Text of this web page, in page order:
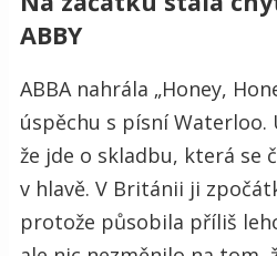
ABBY
ABBA nahrála „Honey,
úspěchu s písní Waterloo.
že jde o skladbu, která se
v hlavě. V Británii ji
protože působila příliš